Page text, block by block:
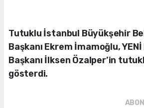
Tutuklu İstanbul Büyükşehir
Başkanı Ekrem İmamoğlu,
Başkanı İlksen Özalper’in
gösterdi.